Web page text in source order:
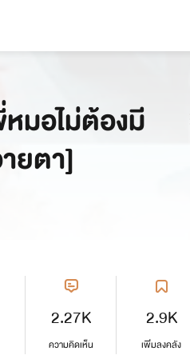
มอไม่ต้องมี
ยตา]
2.27K
ความคิดเห็น
2.9K
เพิ่มลงคลัง